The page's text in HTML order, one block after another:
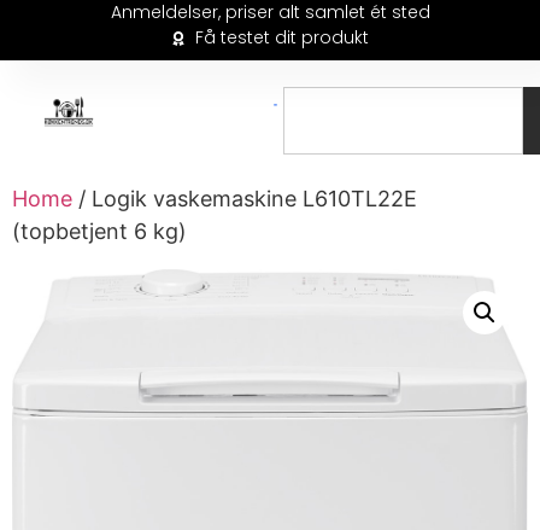
Anmeldelser, priser alt samlet ét sted
Få testet dit produkt
Home / Logik vaskemaskine L610TL22E
(topbetjent 6 kg)